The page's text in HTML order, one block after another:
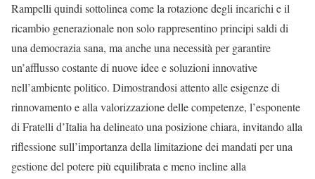
Rampelli quindi sottolinea come la rotazione degli incarichi e il
ricambio generazionale non solo rappresentino principi saldi di
una democrazia sana, ma anche una necessità per garantire
un’afflusso costante di nuove idee e soluzioni innovative
nell’ambiente politico. Dimostrandosi attento alle esigenze di
rinnovamento e alla valorizzazione delle competenze, l’esponente
di Fratelli d’Italia ha delineato una posizione chiara, invitando alla
riflessione sull’importanza della limitazione dei mandati per una
gestione del potere più equilibrata e meno incline alla